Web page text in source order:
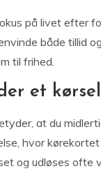
på livet efter
både tillid
til frihed.
et
at du
hvor
og udløses ofte